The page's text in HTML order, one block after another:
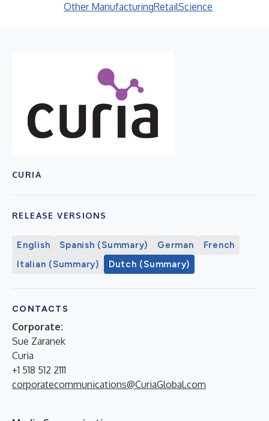
Other ManufacturingRetailScience
CURIA
RELEASE VERSIONS
English Spanish (Summary) German
French
Italian (Summary)
Dutch (Summary)
CONTACTS
Corporate:
Sue Zaranek
Curia
+1 518 512 2111
corporatecommunications@CuriaGlobal.com